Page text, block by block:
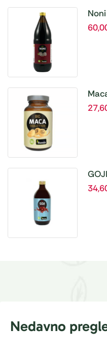
ml
Nedavno